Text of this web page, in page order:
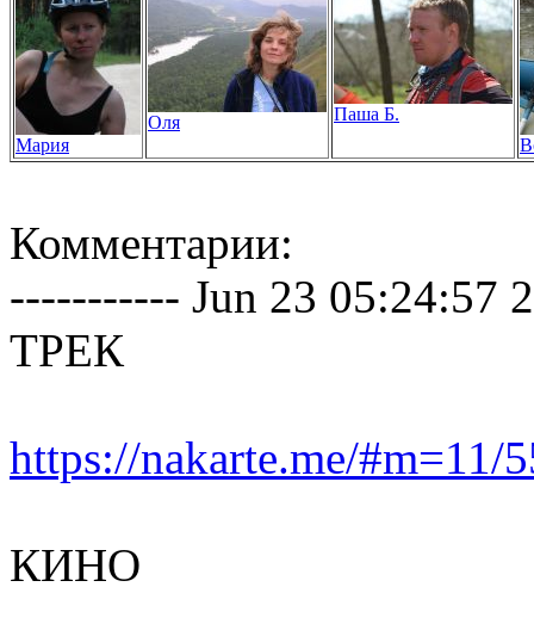
Мария
Оля
Паша Б.
Комментарии:
----------- Jun 23 05:24:57
ТРЕК
https://nakarte.me/
КИНО